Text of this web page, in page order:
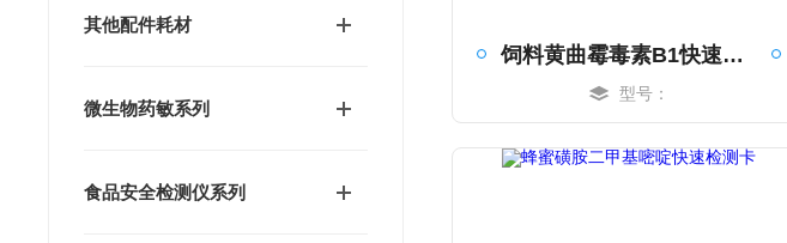
其他配件耗材
微生物药敏系列
食品安全检测仪系列
饲料黄曲霉毒素B1快速检测卡
型号：